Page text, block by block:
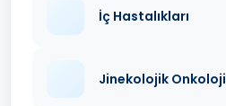
İç Hastalıkları
Jinekolojik Onkoloji